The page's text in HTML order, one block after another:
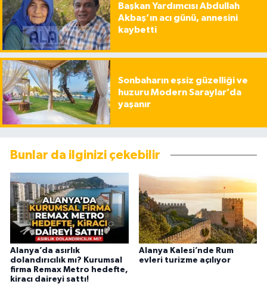
Başkan Yardımcısı Abdullah
Akbaş’ın acı günü, annesini
kaybetti
Sonbaharın eşsiz güzelliği ve
huzuru Modern Saraylar’da
yaşanır
Bunlar da ilginizi çekebilir
Alanya’da asırlık
dolandırıcılık mı? Kurumsal
firma Remax Metro hedefte,
kiracı daireyi sattı!
Alanya Kalesi’nde Rum
evleri turizme açılıyor